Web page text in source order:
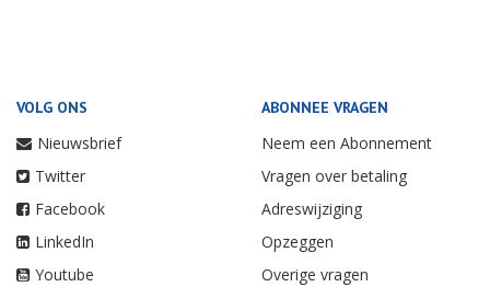
VOLG ONS
Nieuwsbrief
Twitter
Facebook
LinkedIn
Youtube
ABONNEE VRAGEN
Neem een Abonnement
Vragen over betaling
Adreswijziging
Opzeggen
Overige vragen